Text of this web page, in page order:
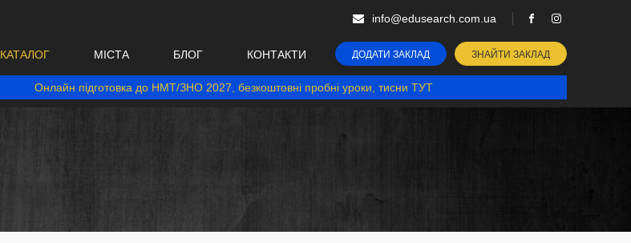
info@edusearch.com.ua
КАТАЛОГ МІСТА БЛОГ КОНТАКТИ ДОДАТИ ЗАКЛАД ЗНАЙТИ ЗАКЛАД
Онлайн підготовка до НМТ/ЗНО 2027, безкоштовні пробні уроки, тисни ТУТ